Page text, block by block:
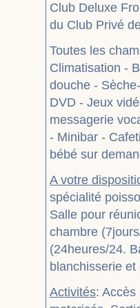
Club Deluxe
du Club Privé
Toutes les
Climatisation -
douche -
DVD - Jeux
messagerie
- Minibar -
bébé sur
A votre
spécialité
Salle pour
chambre
(24heures/24.
blanchisserie
Activités: